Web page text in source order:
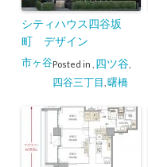
シティハウス四谷坂
町 デザイン
Posted in
市ヶ谷 四ツ谷,
四谷三丁目 曙橋